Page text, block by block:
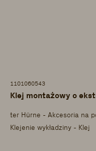
1101060543
Klej montażowy o
ter Hürne - Akcesoria na
Klejenie wykładziny - Klej